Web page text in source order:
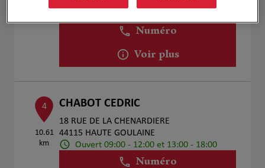
Numéro
Voir plus
4
10.61
km
CHABOT CEDRIC
18 RUE DE LA CHENARDIERE
44115 HAUTE GOULAINE
Ouvert 09:00 - 12:00 et 13:00 - 18:00
Numéro